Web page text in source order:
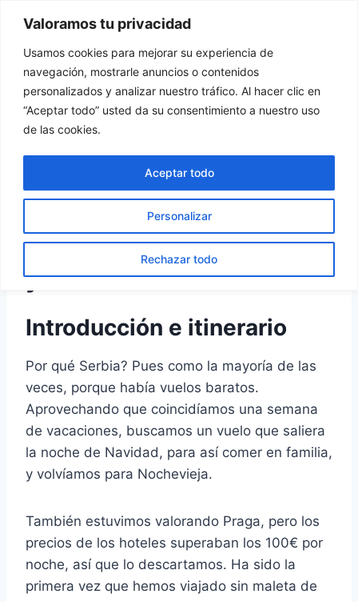
Valoramos tu privacidad
Usamos cookies para mejorar su experiencia de
navegación, mostrarle anuncios o contenidos
personalizados y analizar nuestro tráfico. Al hacer clic en
“Aceptar todo” usted da su consentimiento a nuestro uso
de las cookies.
Personalizar
Rechazar todo
Aceptar todo
contenido
Tu Rincón del Viajero
SERBIA
Serbia
Introducción, itinerario
y conclusiones
Introducción e itinerario
Por qué Serbia? Pues como la mayoría de las
veces, porque había vuelos baratos.
Aprovechando que coincidíamos una semana
de vacaciones, buscamos un vuelo que saliera
la noche de Navidad, para así comer en familia,
y volvíamos para Nochevieja.
También estuvimos valorando Praga, pero los
precios de los hoteles superaban los 100€ por
noche, así que lo descartamos. Ha sido la
primera vez que hemos viajado sin maleta de